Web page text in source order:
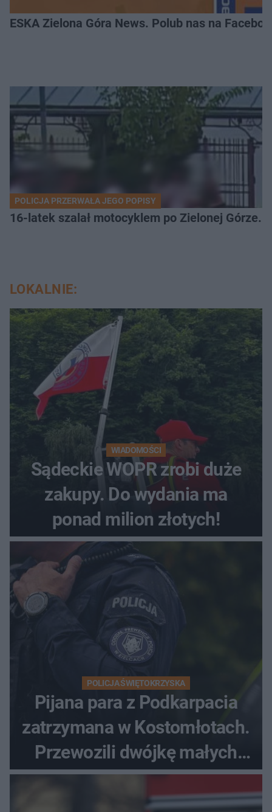
ESKA Zielona Góra News. Polub nas na
POLICJA PRZERWAŁA JEGO POPISY
16-latek szalał motocyklem po Zielonej Górze.
LOKALNIE:
WIADOMOŚCI
Sądeckie WOPR zrobi duże
zakupy. Do wydania ma
ponad milion złotych!
POLICJA ŚWIĘTOKRZYSKA
Pijana para z Podkarpacia
zatrzymana w Kostomłotach.
Przewozili dwójkę małych
dzieci